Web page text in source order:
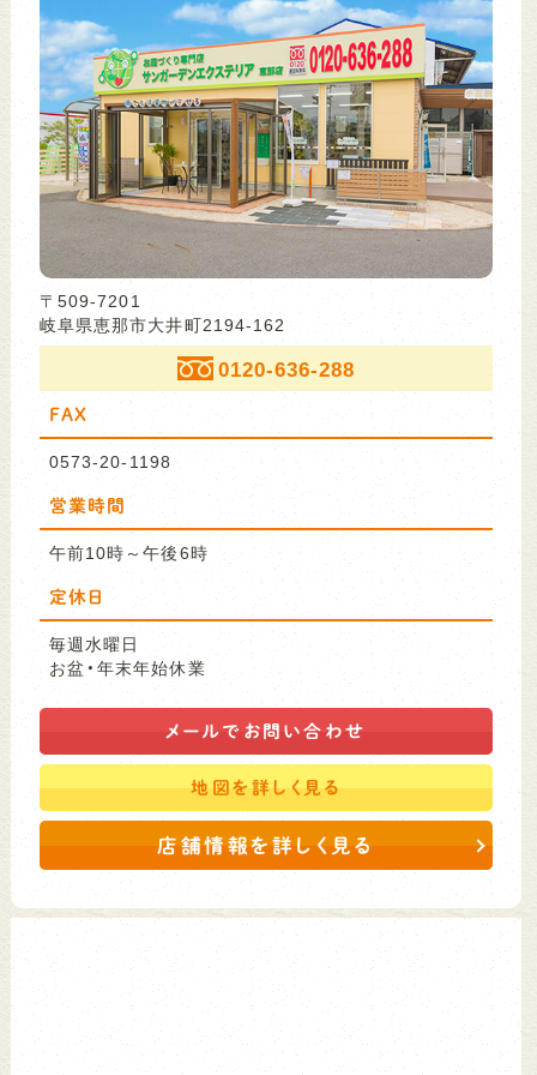
〒509-7201
岐阜県恵那市大井町2194-162
0120-636-288
FAX
0573-20-1198
営業時間
午前10時～午後6時
定休日
毎週水曜日
お盆・年末年始休業
メールで お問い合わせ
地図を詳しく見る
店舗情報を詳しく見る